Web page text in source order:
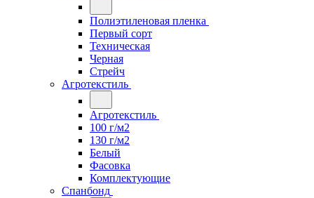
Полиэтиленовая пленка
Первый сорт
Техническая
Черная
Стрейч
Агротекстиль
Агротекстиль
100 г/м2
130 г/м2
Белый
Фасовка
Комплектующие
Спанбонд